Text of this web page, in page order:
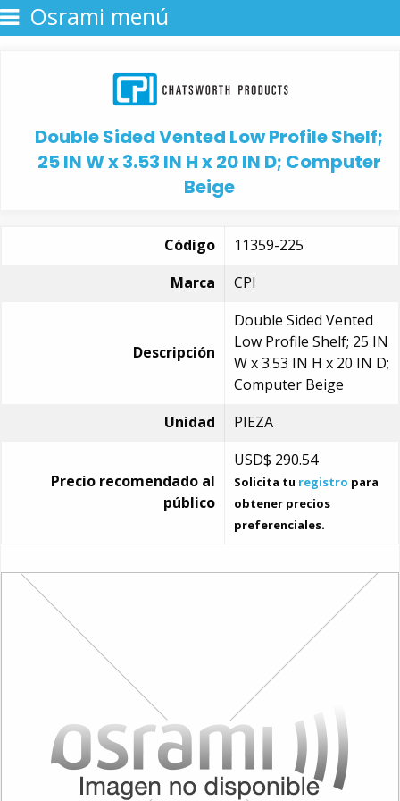
Osrami menú
Double Sided Vented Low Profile Shelf;
25 IN W x 3.53 IN H x 20 IN D; Computer
Beige
Código
11359-225
Marca
CPI
Descripción
Double Sided Vented
Low Profile Shelf; 25 IN
W x 3.53 IN H x 20 IN D;
Computer Beige
Unidad
PIEZA
Precio recomendado al
público
USD$ 290.54
Solicita tu registro para
obtener precios
preferenciales.